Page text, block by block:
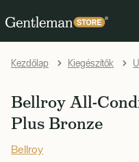
Kezdőlap Kiegészítők
Bellroy All-
Plus Bronze
Bellroy